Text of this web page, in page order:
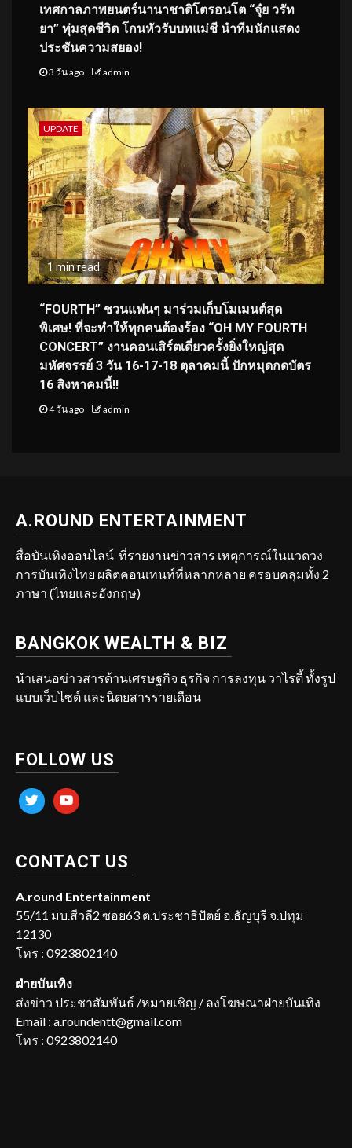
เทศกาลภาพยนตร์นานาชาติโตรอนโต “จุ๋ย วรัท
ยา” ทุ่มสุดชีวิต โกนหัวรับบทแม่ชี นำทีมนักแสดง
ประชันความสยอง!
3 วัน ago admin
UPDATE
1 min read
“FOURTH” ชวนแฟนๆ มาร่วมเก็บโมเมนต์สุด
พิเศษ! ที่จะทำให้ทุกคนต้องร้อง “OH MY FOURTH
CONCERT” งานคอนเสิร์ตเดี่ยวครั้งยิ่งใหญ่สุด
มหัศจรรย์ 3 วัน 16-17-18 ตุลาคมนี้ ปักหมุดกดบัตร
16 สิงหาคมนี้!!
4 วัน ago admin
A.ROUND ENTERTAINMENT
สื่อบันเทิงออนไลน์ ที่รายงานข่าวสาร เหตุการณ์ในแวดวง
การบันเทิงไทย ผลิตคอนเทนท์ที่หลากหลาย ครอบคลุมทั้ง 2
ภาษา (ไทยและอังกฤษ)
BANGKOK WEALTH & BIZ
นำเสนอข่าวสารด้านเศรษฐกิจ ธุรกิจ การลงทุน วาไรตี้ ทั้งรูป
แบบเว็บไซต์ และนิตยสารรายเดือน
FOLLOW US
twitter youtube
CONTACT US
A.round Entertainment
55/11 มบ.สีวลี2 ซอย63 ต.ประชาธิปัตย์ อ.ธัญบุรี จ.ปทุม
12130
โทร : 0923802140
ฝ่ายบันเทิง
ส่งข่าว ประชาสัมพันธ์ /หมายเชิญ / ลงโฆษณาฝ่ายบันเทิง
Email : a.roundentt@gmail.com
โทร : 0923802140